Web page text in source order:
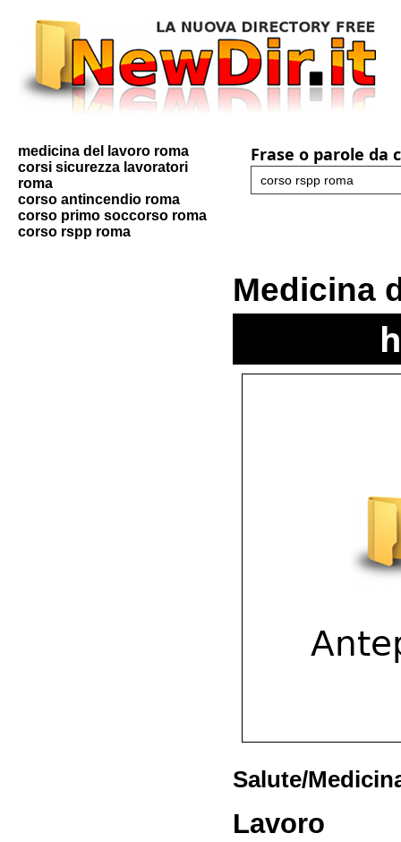
medicina del lavoro roma
corsi sicurezza lavoratori
roma
corso antincendio roma
corso primo soccorso roma
corso rspp roma
Frase o parole da
Medicina
Salute/
Lavoro